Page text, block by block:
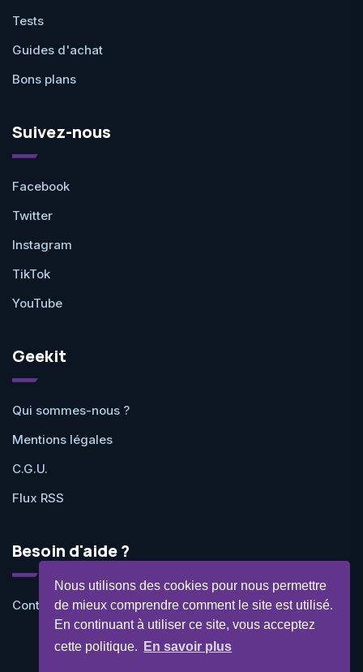
Nous utilisons des cookies pour nous permettre
de mieux comprendre comment le site est utilisé.
En continuant à utiliser ce site, vous acceptez
cette politique.
En savoir plus
Tests
Guides d'achat
Bons plans
Suivez-nous
Facebook
Twitter
Instagram
TikTok
YouTube
Geekit
Qui sommes-nous ?
Mentions légales
C.G.U.
Flux RSS
Besoin d'aide ?
Contactez-nous